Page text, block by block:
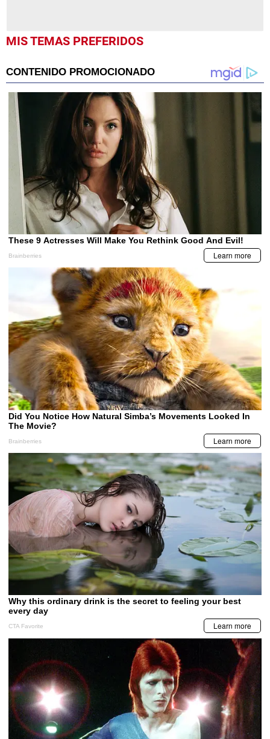
MIS TEMAS PREFERIDOS